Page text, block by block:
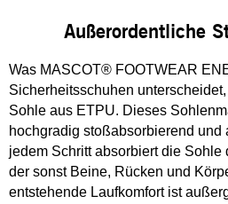
Außerordentliche
Was MASCOT® FOOTWEAR
Sicherheitsschuhen
Sohle aus ETPU. Dieses
hochgradig stoßabsorbierend und
jedem Schritt absorbiert die Sohle
der sonst Beine, Rücken und
entstehende Laufkomfort ist